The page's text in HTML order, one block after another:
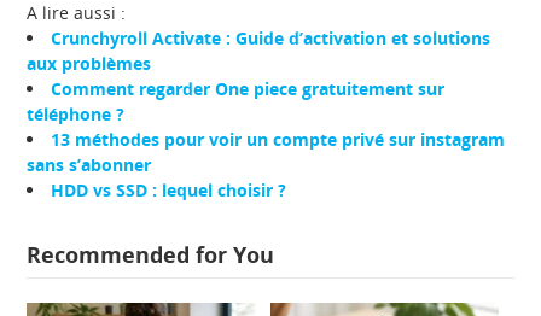
A lire aussi :
Crunchyroll Activate : Guide d’activation et solutions
aux problèmes
Comment regarder One piece gratuitement sur
téléphone ?
13 méthodes pour voir un compte privé sur instagram
sans s’abonner
HDD vs SSD : lequel choisir ?
Recommended for You